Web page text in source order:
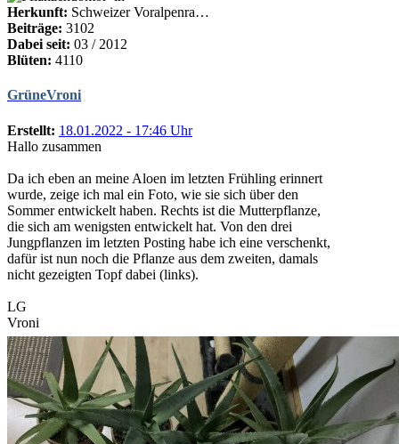
Herkunft: Schweizer Voralpenra…
Beiträge: 3102
Dabei seit: 03 / 2012
Blüten: 4110
GrüneVroni
Erstellt: 18.01.2022 - 17:46 Uhr
Hallo zusammen
Da ich eben an meine Aloen im letzten Frühling erinnert
wurde, zeige ich mal ein Foto, wie sie sich über den
Sommer entwickelt haben. Rechts ist die Mutterpflanze,
die sich am wenigsten entwickelt hat. Von den drei
Jungpflanzen im letzten Posting habe ich eine verschenkt,
dafür ist nun noch die Pflanze aus dem zweiten, damals
nicht gezeigten Topf dabei (links).
LG
Vroni